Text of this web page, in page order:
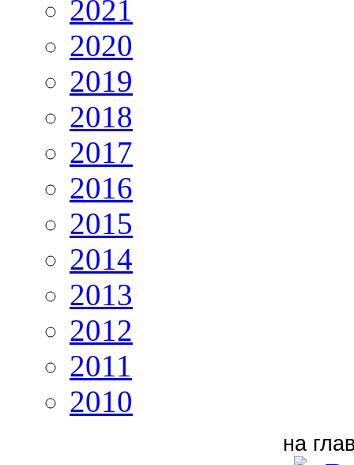
2021
2020
2019
2018
2017
2016
2015
2014
2013
2012
2011
2010
на